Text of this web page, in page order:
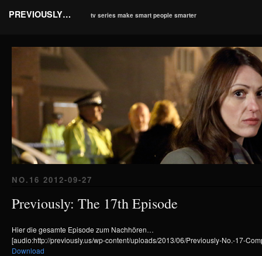
PREVIOUSLY… tv series make smart people smarter
NO.16 2012-09-27
Previously: The 17th Episode
Hier die gesamte Episode zum Nachhören…
[audio:http://previously.us/wp-content/uploads/2013/06/Previously-No.-17-
Download